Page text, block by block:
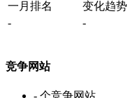
一月排名
变化趋势
-
-
竞争网站